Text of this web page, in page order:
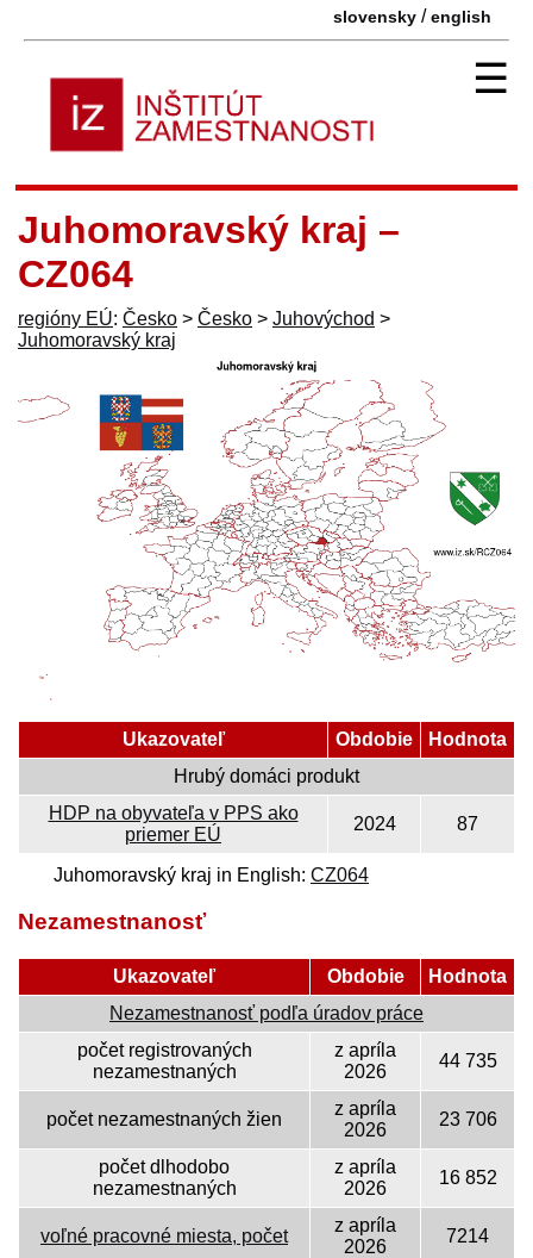
slovensky /english
☰
Juhomoravský kraj –
CZ064
regióny EÚ: Česko > Česko > Juhovýchod >
Juhomoravský kraj
Ukazovateľ Obdobie
Hodnota
Hrubý domáci produkt
HDP na obyvateľa v PPS ako
priemer EÚ
2024 87
Juhomoravský kraj in English: CZ064
Nezamestnanosť
Ukazovateľ Obdobie
Hodnota
Nezamestnanosť podľa úradov práce
počet registrovaných
nezamestnaných
z apríla
2026
44 735
počet nezamestnaných žien
z apríla
2026
23 706
počet dlhodobo
nezamestnaných
z apríla
2026
16 852
voľné pracovné miesta, počet
z apríla
2026
7214